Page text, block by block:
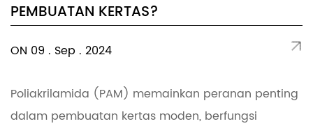
PEMBUATAN KERTAS?
ON 09 . Sep . 2024
Poliakrilamida (PAM) memainkan peranan penting
dalam pembuatan kertas moden, berfungsi